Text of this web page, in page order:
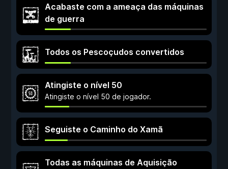
Acabaste com a ameaça das máquinas
de guerra
Todos os Pescoçudos convertidos
Atingiste o nível 50
Atingiste o nível 50 de jogador.
Seguiste o Caminho do Xamã
Todas as máquinas de Aquisição